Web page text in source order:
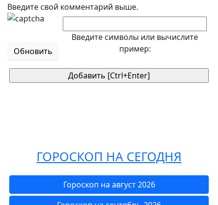
Введите свой комментарий выше.
Обновить
Введите символы или вычислите
пример:
ГОРОСКОП НА СЕГОДНЯ
Гороскоп на август 2026